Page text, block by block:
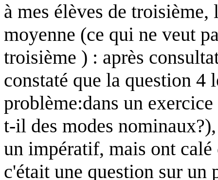
à mes élèves de
moyenne (ce qui ne veut
troisième ) : après
constaté que la question 4
problème:dans un
t-il des modes
un impératif, mais ont
c'était une question sur